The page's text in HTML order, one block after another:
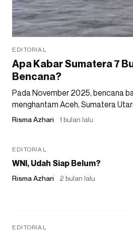
EDITORIAL
Apa Kabar Sumatera 7
Bencana?
Pada November 2025, bencana
menghantam Aceh, Sumatera
Risma Azhari 1 bulan lalu
EDITORIAL
WNI, Udah Siap Belum?
Risma Azhari 2 bulan lalu
EDITORIAL